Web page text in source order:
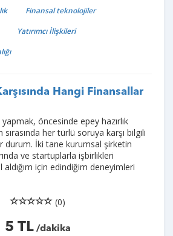
Finansal teknolojiler
Yatırımcı İlişkileri
Hangi Finansallar
yapmak, öncesinde epey hazırlık
her türlü soruya karşı bilgili
durum. İki tane kurumsal şirketin
ve startuplarla işbirlikleri
için edindiğim deneyimleri
(0)
5 TL/dakika